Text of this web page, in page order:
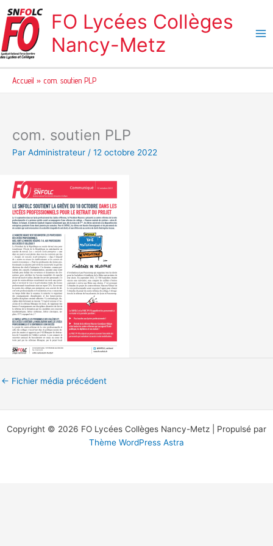
au
contenu
FO Lycées Collèges
Nancy-Metz
Accueil com. soutien PLP
com. soutien PLP
Par Administrateur / 12 octobre 2022
← Fichier média précédent
Copyright © 2026 FO Lycées Collèges Nancy-Metz | Propulsé par
Thème WordPress Astra